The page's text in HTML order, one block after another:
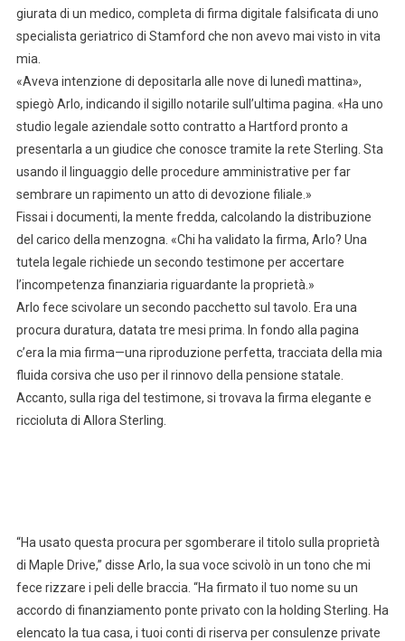
giurata di un medico, completa di firma digitale falsificata di uno
specialista geriatrico di Stamford che non avevo mai visto in vita
mia.
«Aveva intenzione di depositarla alle nove di lunedì mattina»,
spiegò Arlo, indicando il sigillo notarile sull’ultima pagina. «Ha uno
studio legale aziendale sotto contratto a Hartford pronto a
presentarla a un giudice che conosce tramite la rete Sterling. Sta
usando il linguaggio delle procedure amministrative per far
sembrare un rapimento un atto di devozione filiale.»
Fissai i documenti, la mente fredda, calcolando la distribuzione
del carico della menzogna. «Chi ha validato la firma, Arlo? Una
tutela legale richiede un secondo testimone per accertare
l’incompetenza finanziaria riguardante la proprietà.»
Arlo fece scivolare un secondo pacchetto sul tavolo. Era una
procura duratura, datata tre mesi prima. In fondo alla pagina
c’era la mia firma—una riproduzione perfetta, tracciata della mia
fluida corsiva che uso per il rinnovo della pensione statale.
Accanto, sulla riga del testimone, si trovava la firma elegante e
riccioluta di Allora Sterling.
“Ha usato questa procura per sgomberare il titolo sulla proprietà
di Maple Drive,” disse Arlo, la sua voce scivolò in un tono che mi
fece rizzare i peli delle braccia. “Ha firmato il tuo nome su un
accordo di finanziamento ponte privato con la holding Sterling. Ha
elencato la tua casa, i tuoi conti di riserva per consulenze private